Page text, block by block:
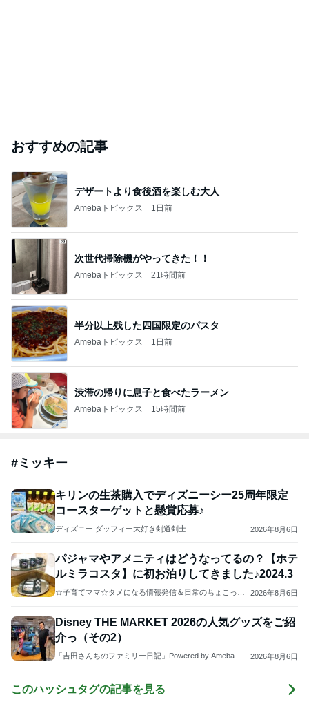
おすすめの記事
デザートより食後酒を楽しむ大人
Amebaトピックス 1日前
次世代掃除機がやってきた！！
Amebaトピックス 21時間前
半分以上残した四国限定のパスタ
Amebaトピックス 1日前
渋滞の帰りに息子と食べたラーメン
Amebaトピックス 15時間前
# ミッキー
キリンの生茶購入でディズニーシー25周年限定
コースターゲットと懸賞応募♪
ディズニー ダッフィー大好き剣道剣士 2026年8月6日
パジャマやアメニティはどうなってるの？【ホテ
ルミラコスタ】に初お泊りしてきました♪2024.3
☆子育てママ☆タメになる情報発信＆日常のちょこっと
2026年8月6日
Disney THE MARKET 2026の人気グッズをご紹
介っ（その2）
「吉田さんちのファミリー日記」Powered by Ameba 吉
2026年8月6日
このハッシュタグの記事を見る